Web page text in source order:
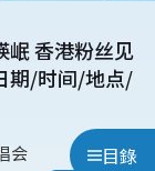
目錄
岷 香港粉丝见
期/时间/地点/
会